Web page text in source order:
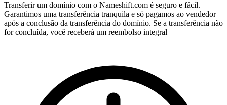
Transferir um domínio com o Nameshift.com é seguro e fácil.
Garantimos uma transferência tranquila e só pagamos ao vendedor
após a conclusão da transferência do domínio. Se a transferência não
for concluída, você receberá um reembolso integral